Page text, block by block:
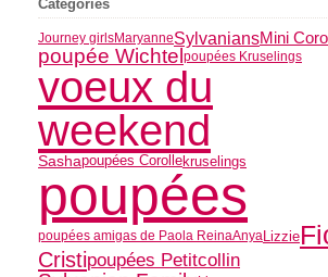
Catégories
Journey girlsMaryanneSylvaniansMini
poupée Wichtel poupées Kruselings
voeux du
weekend
Sashapoupées Corollekruselings
poupées
poupées amigas de Paola ReinaAnyaLizzie
Cristipoupées Petitcollin